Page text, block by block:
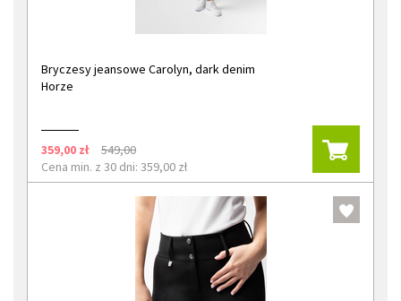
Bryczesy jeansowe Carolyn, dark denim
Horze
359,00 zł
549,00
Cena min. z 30 dni: 359,00 zł